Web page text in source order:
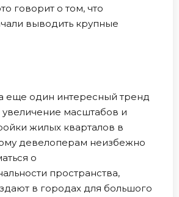
говорит о том, что
выводить крупные
еще один интересный тренд
масштабов и
жилых кварталов в
девелоперам неизбежно
о
пространства,
в городах для большого